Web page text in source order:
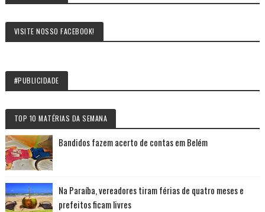
VISITE NOSSO FACEBOOK!
#PUBLICIDADE
TOP 10 MATÉRIAS DA SEMANA
Bandidos fazem acerto de contas em Belém
Na Paraíba, vereadores tiram férias de quatro meses e
prefeitos ficam livres